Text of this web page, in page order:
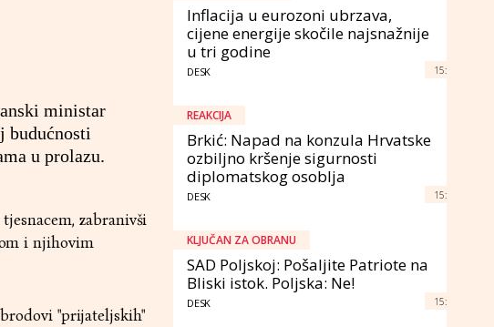
ministar
budućnosti
u prolazu.
zabranivši
i njihovim
"prijateljskih"
Inflacija u eurozoni ubrzava,
cijene energije skočile najsnažnije
u tri godine
DESK 15:
REAKCIJA
Brkić: Napad na konzula Hrvatske
ozbiljno kršenje sigurnosti
diplomatskog osoblja
DESK 15:
KLJUČAN ZA OBRANU
SAD Poljskoj: Pošaljite Patriote na
Bliski istok. Poljska: Ne!
DESK 15: